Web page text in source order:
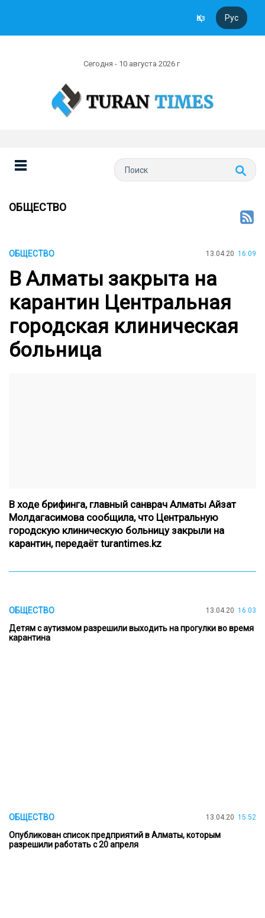
Қаз Рус
Сегодня - 10 августа 2026 г
ОБЩЕСТВО
ОБЩЕСТВО 13.04.20 16:09
В Алматы закрыта на
карантин Центральная
городская клиническая
больница
В ходе брифинга, главный санврач Алматы Айзат
Молдагасимова сообщила, что Центральную
городскую клиническую больницу закрыли на
карантин, передаётturantimes.kz
ОБЩЕСТВО 13.04.20 16:03
Детям с аутизмом разрешили выходить на прогулки во время
карантина
ОБЩЕСТВО 13.04.20 15:52
Опубликован список предприятий в Алматы, которым
разрешили работать с 20 апреля